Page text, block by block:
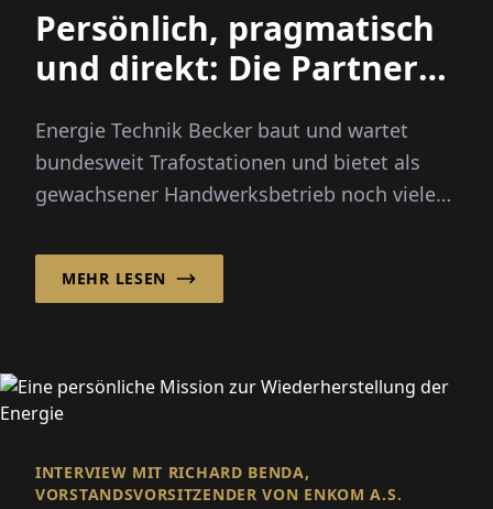
Persönlich, pragmatisch
und direkt: Die Partner
Energie Technik Becker baut und wartet
bundesweit Trafostationen und bietet als
gewachsener Handwerksbetrieb noch viele
MEHR LESEN
INTERVIEW MIT RICHARD BENDA,
VORSTANDSVORSITZENDER VON ENKOM A.S.